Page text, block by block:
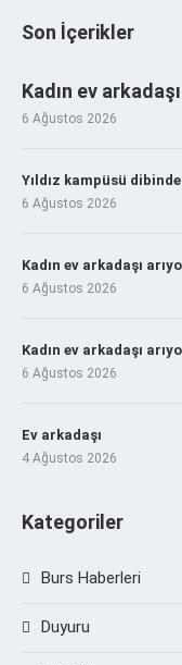
Son İçerikler
Kadın ev arkadaşı
6 Ağustos 2026
Yıldız kampüsü
6 Ağustos 2026
Kadın ev arkadaşı
6 Ağustos 2026
Kadın ev arkadaşı
6 Ağustos 2026
Ev arkadaşı
4 Ağustos 2026
Kategoriler
Burs Haberleri
Duyuru